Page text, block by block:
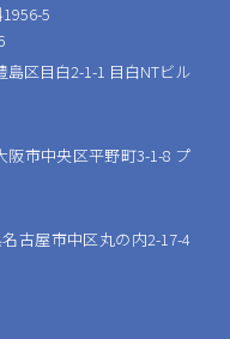
5
区目白2-1-1 目白NTビル
阪市中央区平野町3-1-8 プ
古屋市中区丸の内2-17-4